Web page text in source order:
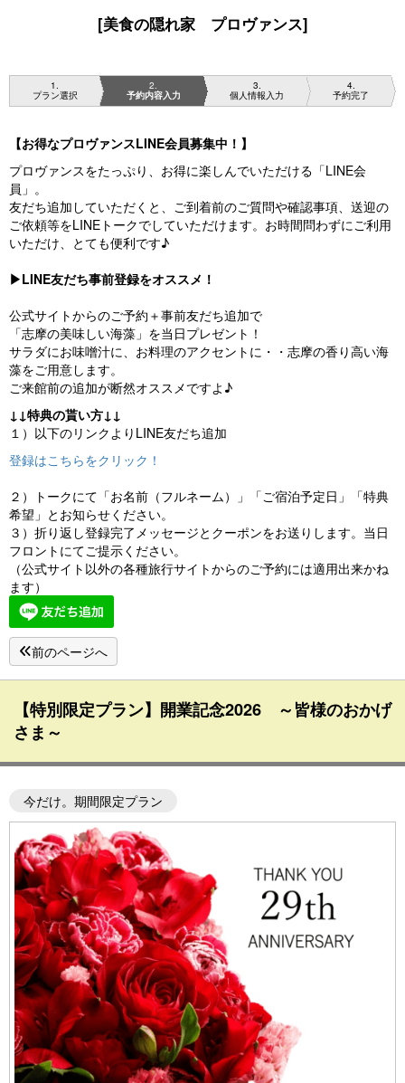
[美食の隠れ家 プロヴァンス]
1
プラン選択
2
予約内容入力
3
個人情報入力
4
予約完了
【お得なプロヴァンスLINE会員募集中！】
プロヴァンスをたっぷり、お得に楽しんでいただける「LINE会
員」。
友だち追加していただくと、ご到着前のご質問や確認事項、送迎の
ご依頼等をLINEトークでしていただけます。お時間問わずにご利用
いただけ、とても便利です♪
▶︎LINE友だち事前登録をオススメ！
公式サイトからのご予約＋事前友だち追加で
「志摩の美味しい海藻」を当日プレゼント！
サラダにお味噌汁に、お料理のアクセントに・・志摩の香り高い海
藻をご用意します。
ご来館前の追加が断然オススメですよ♪
↓↓特典の貰い方↓↓
１）以下のリンクよりLINE友だち追加
登録はこちらをクリック！
２）トークにて「お名前（フルネーム）」「ご宿泊予定日」「特典
希望」とお知らせください。
３）折り返し登録完了メッセージとクーポンをお送りします。当日
フロントにてご提示ください。
（公式サイト以外の各種旅行サイトからのご予約には適用出来かね
ます）
前のページへ
【特別限定プラン】開業記念2026 ～皆様のおかげ
さま～
今だけ。期間限定プラン